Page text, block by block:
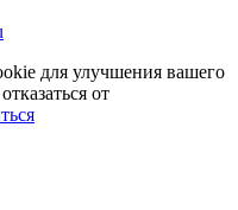
для улучшения вашего
от